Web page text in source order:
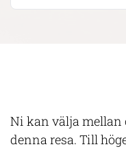
Ni kan välja mellan
denna resa. Till